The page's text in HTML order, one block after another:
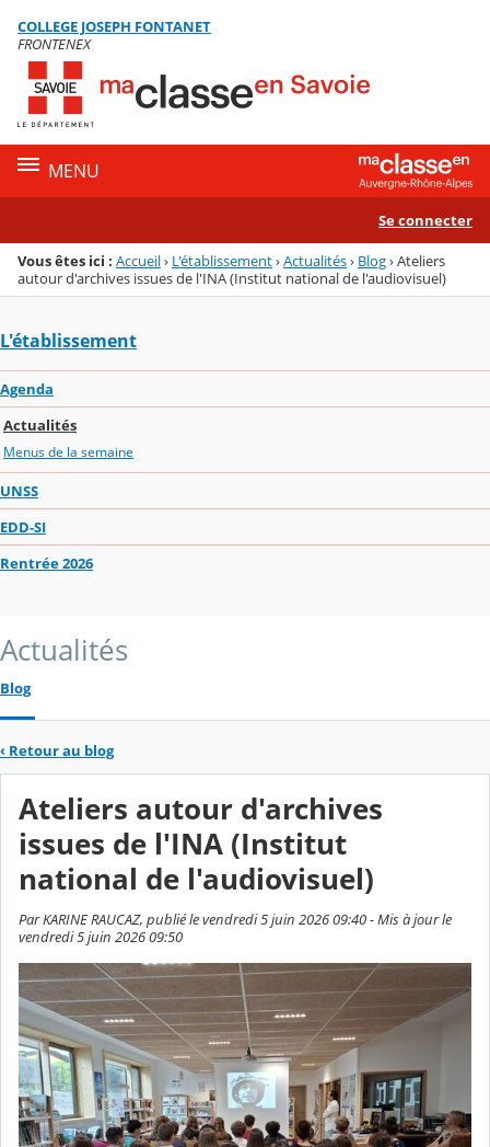
Menu de la rubrique
Contenu
COLLEGE JOSEPH FONTANET
FRONTENEX
MENU
Se connecter
Vous êtes ici : Accueil› L'établissement›Actualités› Blog›Ateliers
autour d'archives issues de l'INA (Institut national de l'audiovisuel)
L'établissement
Agenda
Actualités
Menus de la semaine
UNSS
EDD-SI
Rentrée 2026
Actualités
Blog
‹ Retour au blog
Ateliers autour d'archives
issues de l'INA (Institut
national de l'audiovisuel)
Par KARINE RAUCAZ, publié le vendredi 5 juin 2026 09:40 - Mis à jour le
vendredi 5 juin 2026 09:50